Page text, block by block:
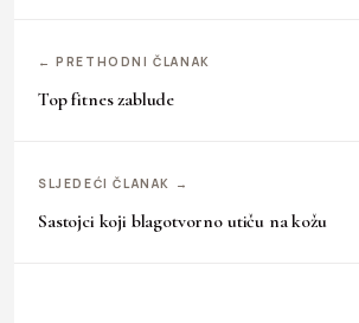
← PRETHODNI ČLANAK
Top fitnes zablude
SLJEDEĆI ČLANAK →
Sastojci koji blagotvorno utiču na kožu